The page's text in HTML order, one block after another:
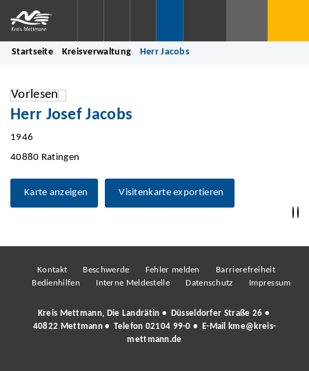
Startseite Kreisverwaltung Herr Jacobs
Vorlesen
Herr Josef Jacobs
1946
40880 Ratingen
Karte anzeigen Visitenkarte exportieren
Kontakt Beschwerde Fehler melden
Barrierefreiheit
Bedienhilfen
Interne Meldestelle Datenschutz Impressum
Kreis Mettmann, Die Landrätin • Düsseldorfer Straße 26 •
40822 Mettmann • Telefon 02104 99-0 • E-Mail
kme@kreis-
mettmann.de